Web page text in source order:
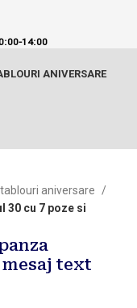
14:00
ANIVERSARE
aniversare
30 cu 7 poze si
mesaj text